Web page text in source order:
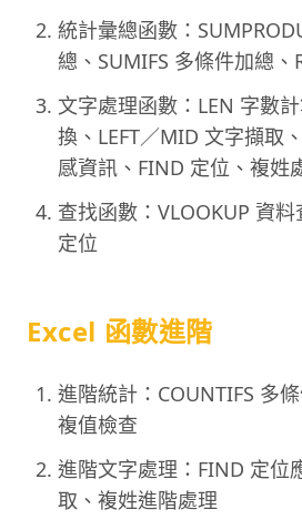
統計彙總函數：
總、SUMIFS 多條件加總、
文字處理函數：LEN 字數
換、LEFT／MID 文字擷取
感資訊、FIND 定位、複姓
查找函數：VLOOKUP 資
定位
Excel 函數進階
進階統計：COUNTIFS 多
複值檢查
進階文字處理：FIND 定位
取、複姓進階處理